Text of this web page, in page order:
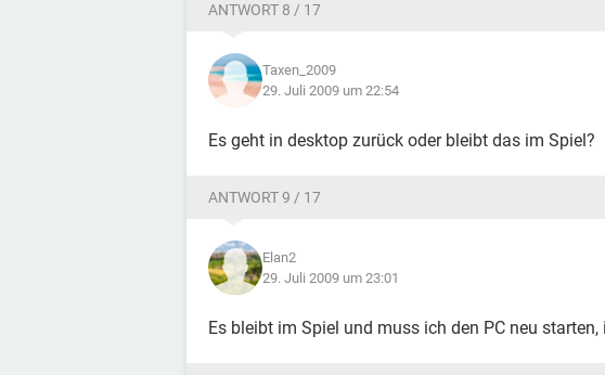
ANTWORT 8 / 17
Taxen_2009
29. Juli 2009 um 22:54
Es geht in desktop zurück oder bleibt das im Spiel?
ANTWORT 9 / 17
Elan2
29. Juli 2009 um 23:01
Es bleibt im Spiel und muss ich den PC neu